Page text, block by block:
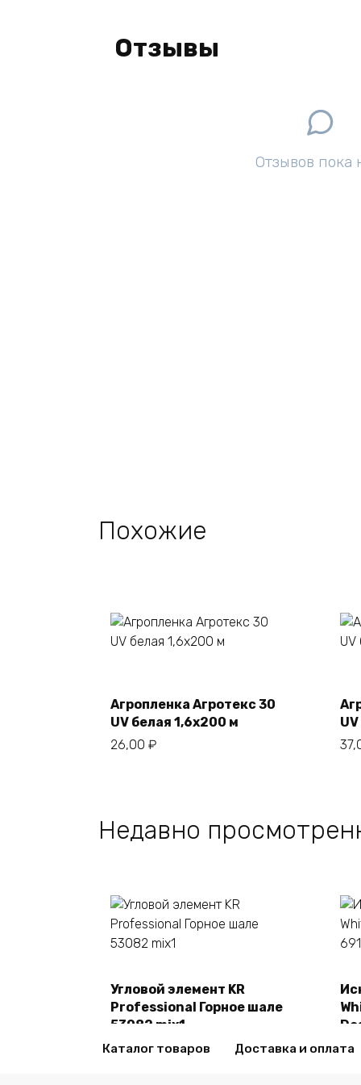
Отзывы
Отзывов пока
Похожие
В корзину
Агропленка Агротекс 30
UV белая 1,6х200 м
26,00 ₽
Недавно
В корзину
Угловой элемент KR
Professional Горное шале
53082 mix1
2470,00₽
Каталог товаров Доставка и оплата